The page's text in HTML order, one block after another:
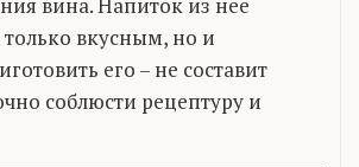
только вкусным, но и
его – не составит
соблюсти рецептуру и